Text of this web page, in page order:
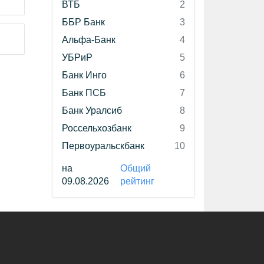
ВТБ
2
ББР Банк
3
Альфа-Банк
4
УБРиР
5
Банк Инго
6
Банк ПСБ
7
Банк Уралсиб
8
Россельхозбанк
9
Первоуральскбанк
10
на
09.08.2026
Общий
рейтинг